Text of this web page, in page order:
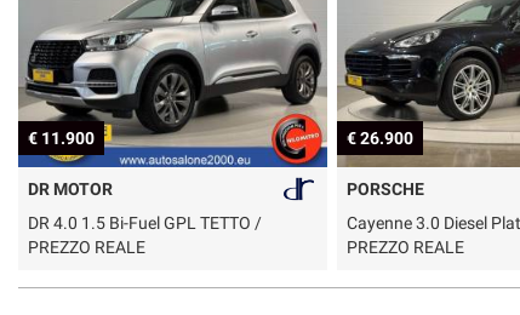
€ 11.900
DR MOTOR
DR 4.0 1.5 Bi-Fuel GPL TETTO /
PREZZO REALE
€ 26.900
PORSCHE
Cayenne 3.0 Diesel
PREZZO REALE